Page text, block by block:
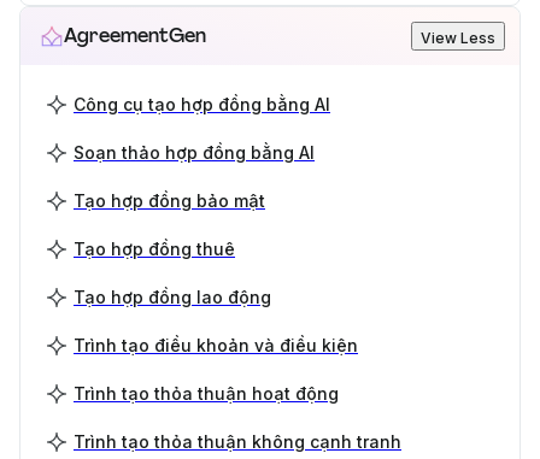
AgreementGen View Less
Công cụ tạo hợp đồng bằng AI
Soạn thảo hợp đồng bằng AI
Tạo hợp đồng bảo mật
Tạo hợp đồng thuê
Tạo hợp đồng lao động
Trình tạo điều khoản và điều kiện
Trình tạo thỏa thuận hoạt động
Trình tạo thỏa thuận không cạnh tranh